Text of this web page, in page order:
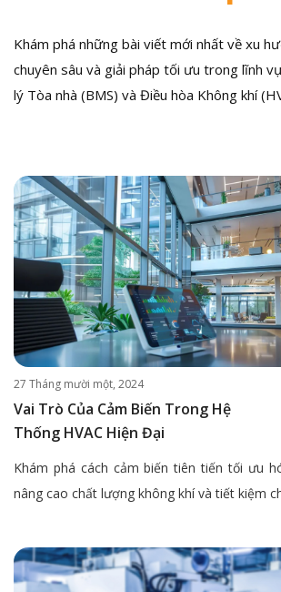
Khám phá những bài viết mới nhất về xu
chuyên sâu và giải pháp tối ưu trong lĩnh
lý Tòa nhà (BMS) và Điều hòa Không khí
27 Tháng mười một, 2024
Vai Trò Của Cảm Biến Trong Hệ
Thống HVAC Hiện Đại
Khám phá cách cảm biến tiên tiến tối ưu
nâng cao chất lượng không khí và tiết kiệm